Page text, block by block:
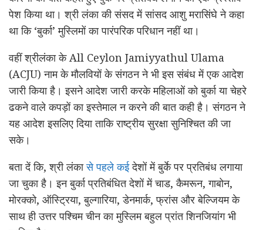
पेश किया था। श्री लंका की संसद में सांसद आशु मरासिंघे ने कहा
था कि ‘बुर्का’ मुस्लिमों का पारंपरिक परिधान नहीं था।
वहीं श्रीलंका के All Ceylon Jamiyyathul Ulama
(ACJU) नाम के मौलवियों के संगठन ने भी इस संबंध में एक आदेश
जारी किया है। इसने आदेश जारी करके महिलाओं को बुर्का या चेहरे
ढकने वाले कपड़ों का इस्‍तेमाल न करने की बात कही है। संगठन ने
यह आदेश इसलिए दिया ताकि राष्‍ट्रीय सुरक्षा सुनिश्चित की जा
सके।
बता दें कि, श्री लंकासे पहले कईदेशों में बुर्के पर प्रतिबंध लगाया
जा चुका है। इन बुर्का प्रतिबंधित देशों में चाड, कैमरून, गाबोन,
मोरक्को, ऑस्ट्रिया, बुल्गारिया, डेनमार्क, फ्रांस और बेल्जियम के
साथ ही उत्तर पश्चिम चीन का मुस्लिम बहुल प्रांत शिनजियांग भी